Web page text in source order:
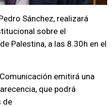
Sánchez, realizará
sobre el
Palestina, a las 8.30h en el
emitirá una
que podrá
de